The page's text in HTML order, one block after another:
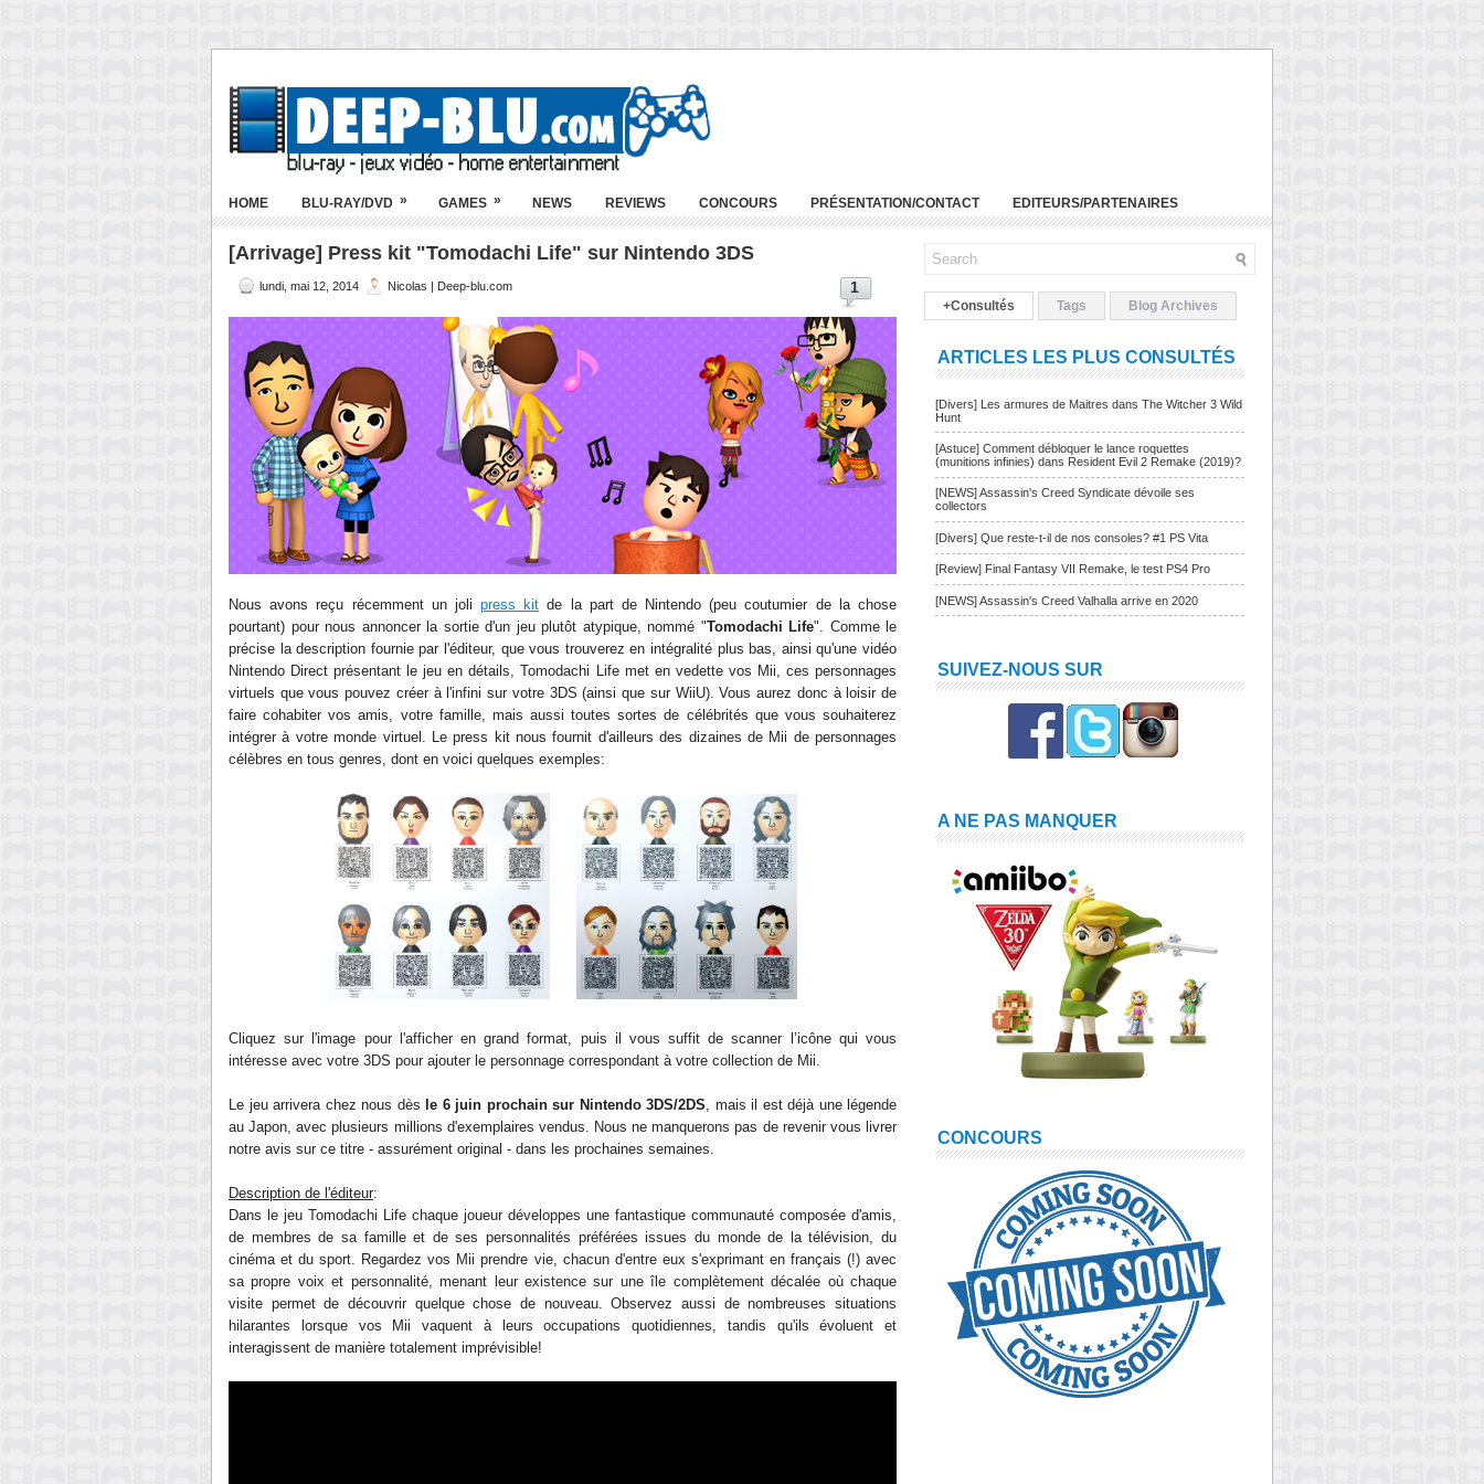
HOME BLU-RAY/DVD » GAMES » NEWS REVIEWS CONCOURS PRÉSENTATION/CONTACT EDITEURS/PARTENAIRES
[Arrivage] Press kit "Tomodachi Life" sur Nintendo 3DS
lundi, mai 12, 2014 Nicolas | Deep-blu.com 1
Nous avons reçu récemment un jolipress kit de la part de Nintendo (peu coutumier de la chose
pourtant) pour nous annoncer la sortie d'un jeu plutôt atypique, nommé "Tomodachi Life". Comme le
précise la description fournie par l'éditeur, que vous trouverez en intégralité plus bas, ainsi qu'une vidéo
Nintendo Direct présentant le jeu en détails, Tomodachi Life met en vedette vos Mii, ces personnages
virtuels que vous pouvez créer à l'infini sur votre 3DS (ainsi que sur WiiU). Vous aurez donc à loisir de
faire cohabiter vos amis, votre famille, mais aussi toutes sortes de célébrités que vous souhaiterez
intégrer à votre monde virtuel. Le press kit nous fournit d'ailleurs des dizaines de Mii de personnages
célèbres en tous genres, dont en voici quelques exemples:
Cliquez sur l'image pour l'afficher en grand format, puis il vous suffit de scanner l’icône qui vous
intéresse avec votre 3DS pour ajouter le personnage correspondant à votre collection de Mii.
Le jeu arrivera chez nous dès le 6 juin prochain sur Nintendo 3DS/2DS, mais il est déjà une légende
au Japon, avec plusieurs millions d'exemplaires vendus. Nous ne manquerons pas de revenir vous livrer
notre avis sur ce titre - assurément original - dans les prochaines semaines.
Description de l'éditeur:
Dans le jeu Tomodachi Life chaque joueur développes une fantastique communauté composée d'amis,
de membres de sa famille et de ses personnalités préférées issues du monde de la télévision, du
cinéma et du sport. Regardez vos Mii prendre vie, chacun d'entre eux s'exprimant en français (!) avec
sa propre voix et personnalité, menant leur existence sur une île complètement décalée où chaque
visite permet de découvrir quelque chose de nouveau. Observez aussi de nombreuses situations
hilarantes lorsque vos Mii vaquent à leurs occupations quotidiennes, tandis qu'ils évoluent et
interagissent de manière totalement imprévisible!
+Consultés Tags Blog Archives
ARTICLES LES PLUS CONSULTÉS
[Divers] Les armures de Maitres dans The Witcher 3 Wild
Hunt
[Astuce] Comment débloquer le lance roquettes
(munitions infinies) dans Resident Evil 2 Remake (2019)?
[NEWS] Assassin's Creed Syndicate dévoile ses
collectors
[Divers] Que reste-t-il de nos consoles? #1 PS Vita
[Review] Final Fantasy VII Remake, le test PS4 Pro
[NEWS] Assassin's Creed Valhalla arrive en 2020
SUIVEZ-NOUS SUR
A NE PAS MANQUER
CONCOURS